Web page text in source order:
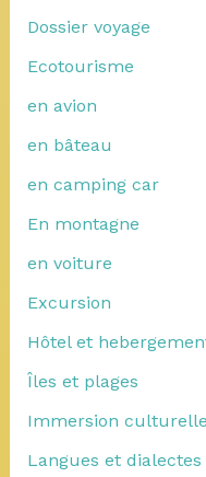
Dossier voyage
Ecotourisme
en avion
en bâteau
en camping car
En montagne
en voiture
Excursion
Hôtel et
Îles et plages
Immersion culturelle
Langues et dialectes